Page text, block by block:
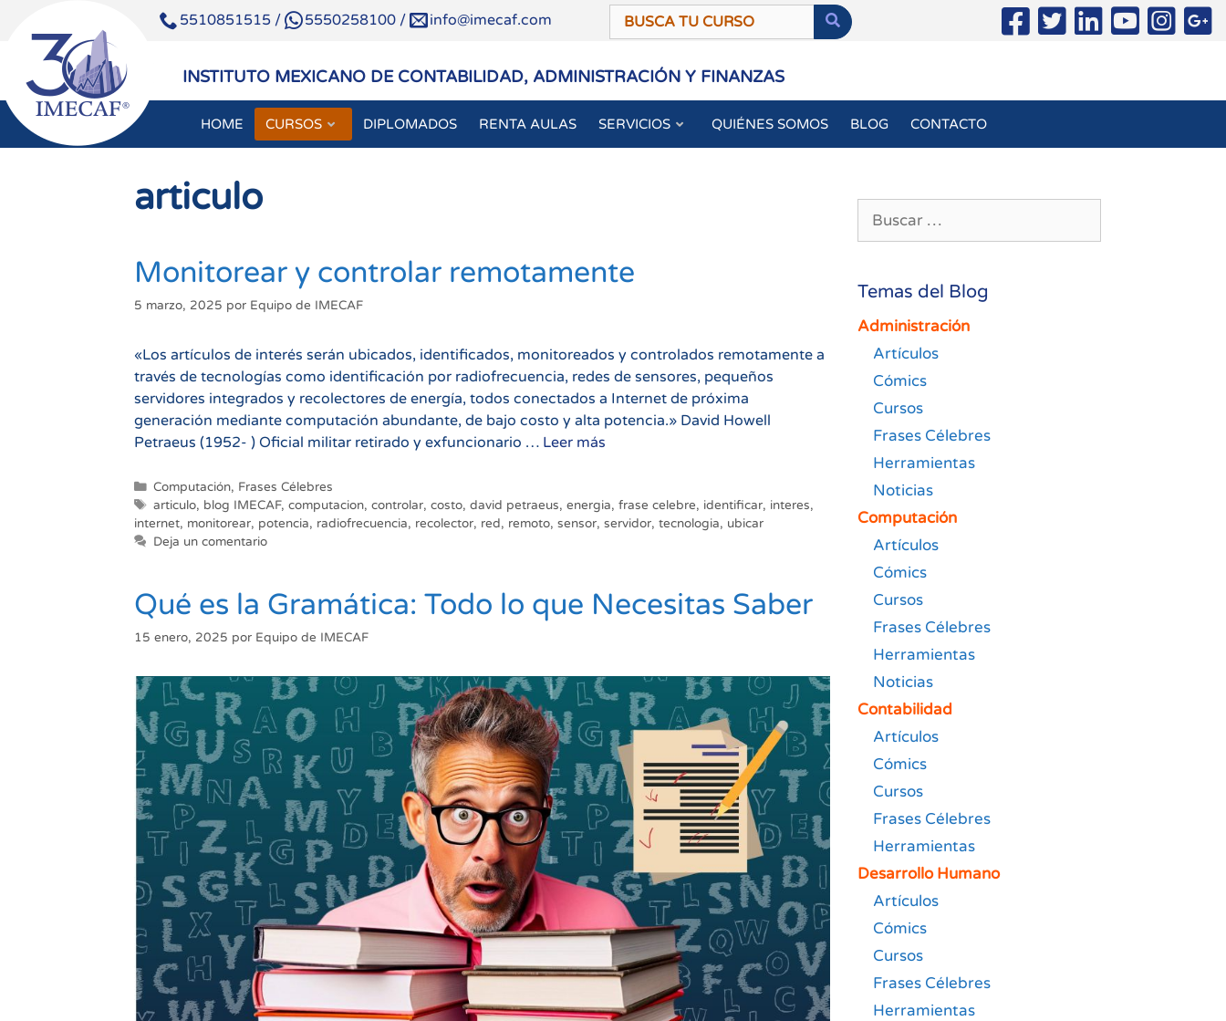
5510851515 / 5550258100 / info@imecaf.com
INSTITUTO MEXICANO DE CONTABILIDAD, ADMINISTRACIÓN Y FINANZAS
HOME CURSOS DIPLOMADOS RENTA AULAS SERVICIOS QUIÉNES SOMOS BLOG CONTACTO
articulo
Monitorear y controlar remotamente
5 marzo, 2025 por Equipo de IMECAF
«Los artículos de interés serán ubicados, identificados, monitoreados y controlados remotamente a
través de tecnologías como identificación por radiofrecuencia, redes de sensores, pequeños
servidores integrados y recolectores de energía, todos conectados a Internet de próxima
generación mediante computación abundante, de bajo costo y alta potencia.» David Howell
Petraeus (1952- ) Oficial militar retirado y exfuncionario … Leer más
remotamente
Categorías
Computación, Frases Célebres
Etiquetas
articulo, blog IMECAF,computacion,controlar,costo,david petraeus,energia,frase celebre, identificar, interes,
internet, monitorear, potencia, radiofrecuencia, recolector, red, remoto, sensor, servidor, tecnologia, ubicar
Deja un comentario
Qué es la Gramática: Todo lo que Necesitas Saber
15 enero, 2025 por Equipo de IMECAF
Temas del Blog
Administración
Artículos
Cómics
Cursos
Frases Célebres
Herramientas
Noticias
Computación
Artículos
Cómics
Cursos
Frases Célebres
Herramientas
Noticias
Contabilidad
Artículos
Cómics
Cursos
Frases Célebres
Herramientas
Desarrollo Humano
Artículos
Cómics
Cursos
Frases Célebres
Herramientas